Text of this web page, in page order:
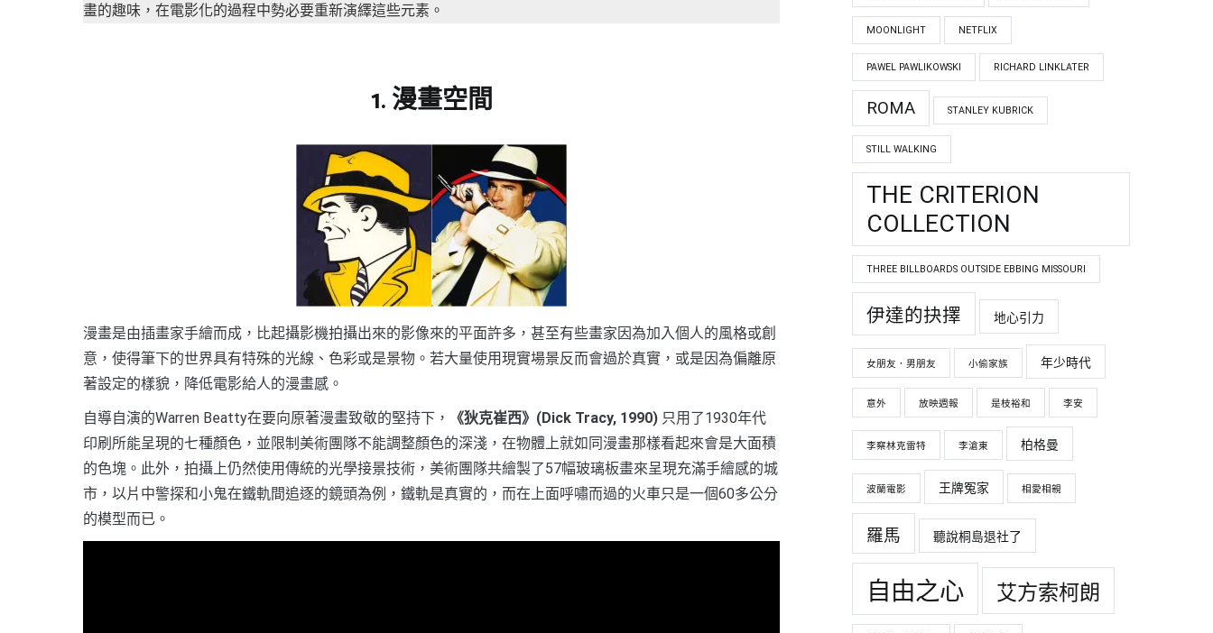
畫的趣味，在電影化的過程中勢必要重新演繹這些元素。
1. 漫畫空間
漫畫是由插畫家手繪而成，比起攝影機拍攝出來的影像來的平面許多，甚至有些畫家因為加入個人的風格或創
意，使得筆下的世界具有特殊的光線、色彩或是景物。若大量使用現實場景反而會過於真實，或是因為偏離原
著設定的樣貌，降低電影給人的漫畫感。
自導自演的Warren Beatty在要向原著漫畫致敬的堅持下，
《狄克崔西》(Dick Tracy, 1990) 只用了1930年代
印刷所能呈現的七種顏色，並限制美術團隊不能調整顏色的深淺，在物體上就如同漫畫那樣看起來會是大面積
的色塊。此外，拍攝上仍然使用傳統的光學接景技術，美術團隊共繪製了57幅玻璃板畫來呈現充滿手繪感的城
市，以片中警探和小鬼在鐵軌間追逐的鏡頭為例，鐵軌是真實的，而在上面呼嘯而過的火車只是一個60多公分
的模型而已。
MOONLIGHT NETFLIX
PAWEL PAWLIKOWSKI RICHARD LINKLATER
ROMA STANLEY KUBRICK
STILL WALKING
THE CRITERION
COLLECTION
THREE BILLBOARDS OUTSIDE EBBING MISSOURI
伊達的抉擇 地心引力
女朋友．男朋友 小偷家族 年少時代
意外 放映週報 是枝裕和 李安
李察林克雷特 李滄東 柏格曼
波蘭電影 王牌冤家 相愛相親
羅馬 聽說桐島退社了
自由之心 艾方索柯朗